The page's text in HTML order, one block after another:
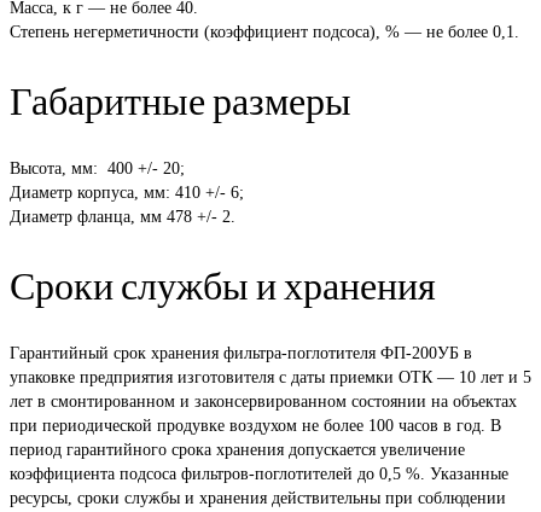
Масса, к г — не более 40.
Степень негерметичности (коэффициент подсоса), % — не более 0,1.
Габаритные размеры
Высота, мм: 400 +/- 20;
Диаметр корпуса, мм: 410 +/- 6;
Диаметр фланца, мм 478 +/- 2.
Сроки службы и хранения
Гарантийный срок хранения фильтра-поглотителя ФП-200УБ в
упаковке предприятия изготовителя с даты приемки ОТК — 10 лет и 5
лет в смонтированном и законсервированном состоянии на объектах
при периодической продувке воздухом не более 100 часов в год. В
период гарантийного срока хранения допускается увеличение
коэффициента подсоса фильтров-поглотителей до 0,5 %. Указанные
ресурсы, сроки службы и хранения действительны при соблюдении